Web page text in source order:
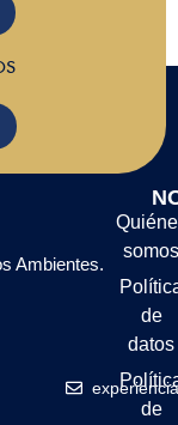
Ambientes.
de
datos
de